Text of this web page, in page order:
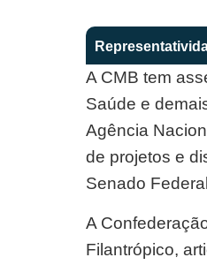
A CMB tem
Saúde e
Agência
de projetos e
Senado
A
Filantrópico,